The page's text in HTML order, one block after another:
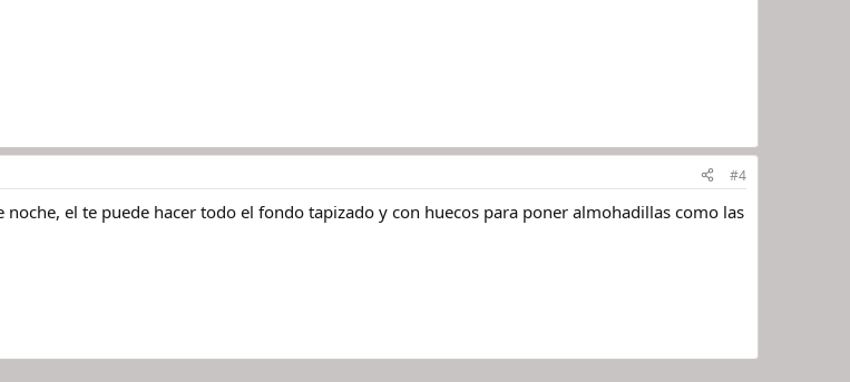
#4
el te puede hacer todo el fondo tapizado y con huecos para poner almohadillas como las